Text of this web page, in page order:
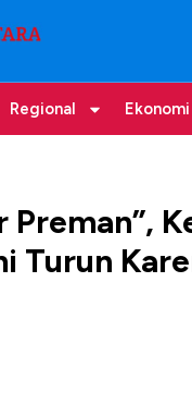
Regional
Preman”,
Turun